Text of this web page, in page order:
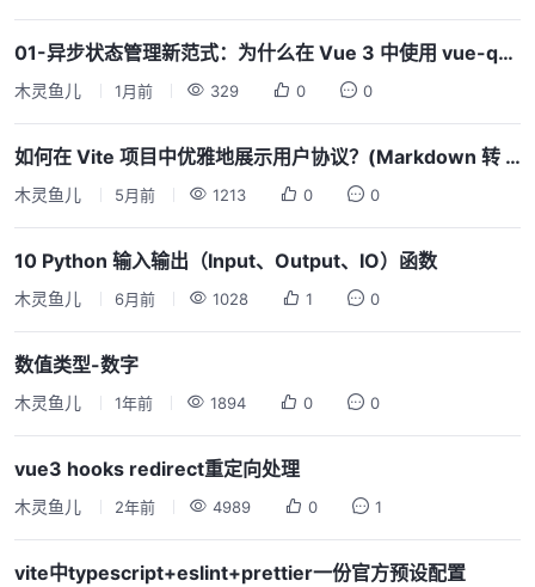
01-异步状态管理新范式：为什么在 Vue 3 中使用 vue-query？
木灵鱼儿 1月前 329 0 0
如何在 Vite 项目中优雅地展示用户协议？(Markdown 转 Vue 组件方案)
木灵鱼儿 5月前 1213 0 0
10 Python 输入输出（Input、Output、IO）函数
木灵鱼儿 6月前 1028 1 0
数值类型-数字
木灵鱼儿 1年前 1894 0 0
vue3 hooks redirect重定向处理
木灵鱼儿 2年前 4989 0 1
vite中typescript+eslint+prettier一份官方预设配置